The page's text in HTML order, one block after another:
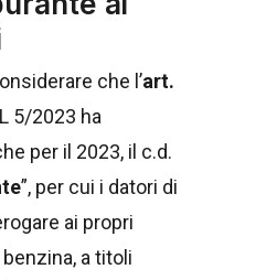
che l’art.
5/2023 ha
per il 2023, il c.d.
”, per cui i datori di
ai propri
a titoli